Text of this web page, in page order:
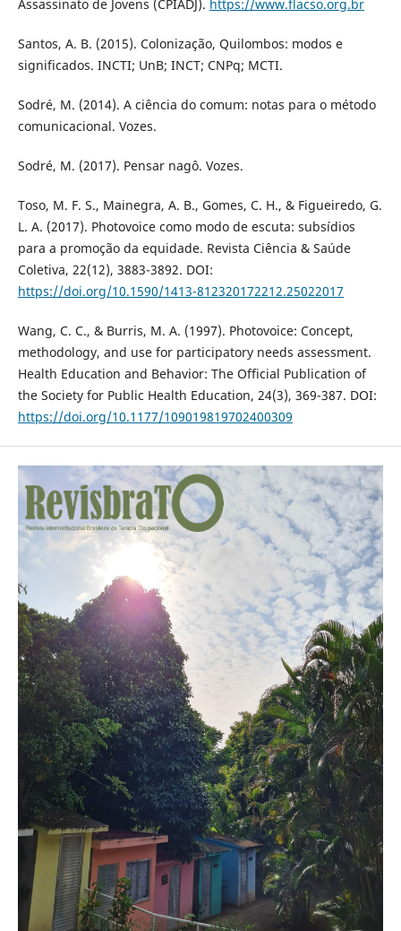
Assassinato de Jovens (CPIADJ). https://www.flacso.org.br
Santos, A. B. (2015). Colonização, Quilombos: modos e
significados. INCTI; UnB; INCT; CNPq; MCTI.
Sodré, M. (2014). A ciência do comum: notas para o método
comunicacional. Vozes.
Sodré, M. (2017). Pensar nagô. Vozes.
Toso, M. F. S., Mainegra, A. B., Gomes, C. H., & Figueiredo, G.
L. A. (2017). Photovoice como modo de escuta: subsídios
para a promoção da equidade. Revista Ciência & Saúde
Coletiva, 22(12), 3883-3892. DOI:
https://doi.org/10.1590/1413-812320172212.25022017
Wang, C. C., & Burris, M. A. (1997). Photovoice: Concept,
methodology, and use for participatory needs assessment.
Health Education and Behavior: The Official Publication of
the Society for Public Health Education, 24(3), 369-387. DOI:
https://doi.org/10.1177/109019819702400309